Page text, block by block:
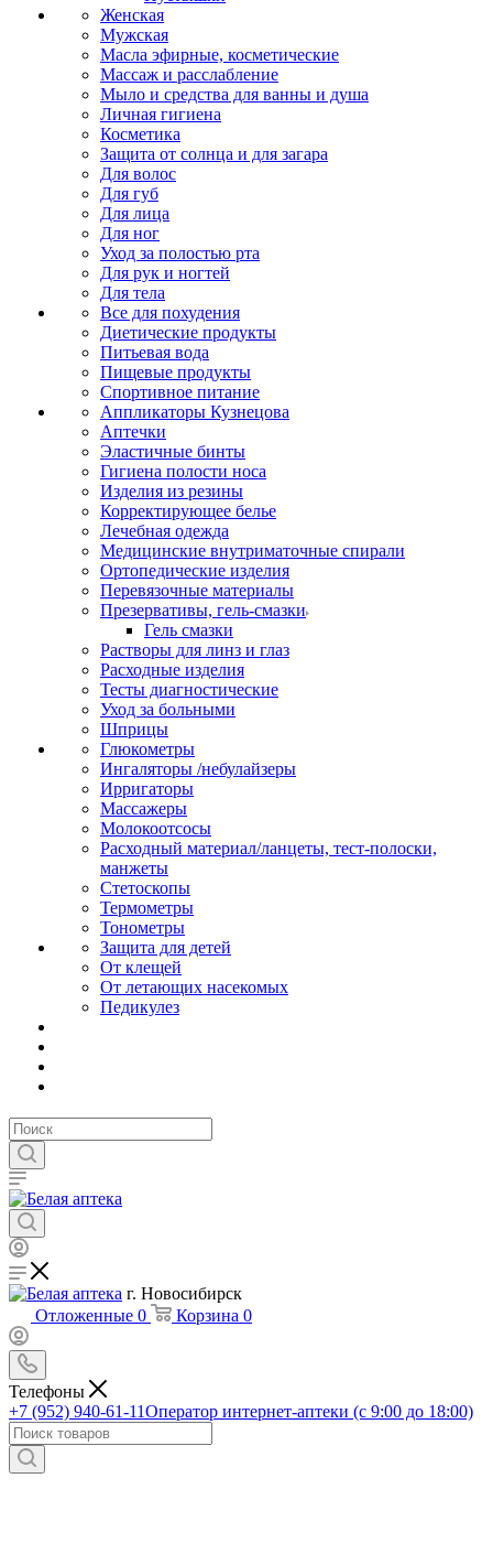
Женская
Мужская
Масла эфирные, косметические
Массаж и расслабление
Мыло и средства для ванны и душа
Личная гигиена
Косметика
Защита от солнца и для загара
Для волос
Для губ
Для лица
Для ног
Уход за полостью рта
Для рук и ногтей
Для тела
Все для похудения
Диетические продукты
Питьевая вода
Пищевые продукты
Спортивное питание
Аппликаторы Кузнецова
Аптечки
Эластичные бинты
Гигиена полости носа
Изделия из резины
Корректирующее белье
Лечебная одежда
Медицинские внутриматочные спирали
Ортопедические изделия
Перевязочные материалы
Презервативы, гель-смазки
Гель смазки
Растворы для линз и глаз
Расходные изделия
Тесты диагностические
Уход за больными
Шприцы
Глюкометры
Ингаляторы /небулайзеры
Ирригаторы
Массажеры
Молокоотсосы
Расходный материал/ланцеты, тест-полоски,
манжеты
Стетоскопы
Термометры
Тонометры
Защита для детей
От клещей
От летающих насекомых
Педикулез
г. Новосибирск
Отложенные 0 Корзина 0
Телефоны
+7 (952) 940-61-11Оператор интернет-аптеки (с 9:00 до 18:00)